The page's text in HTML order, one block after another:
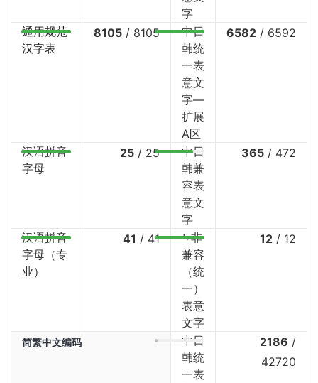
字
通用规范
汉字表
8105 / 8105
中日
韩统
一表
意文
字—
扩展
A区
6582 / 6592
汉语拼音
字母
25 / 25
中日
韩兼
容表
意文
字
365 / 472
汉语拼音
字母（专
业）
41 / 41
⤷非
兼容
（统
一）
表意
文字
12 / 12
简繁中文编码
中日
韩统
一表
2186 /
42720